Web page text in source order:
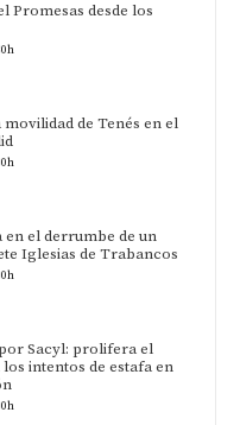
Promesas desde los
de Tenés en el
en el derrumbe de un
Iglesias de Trabancos
Sacyl: prolifera el
los intentos de estafa en